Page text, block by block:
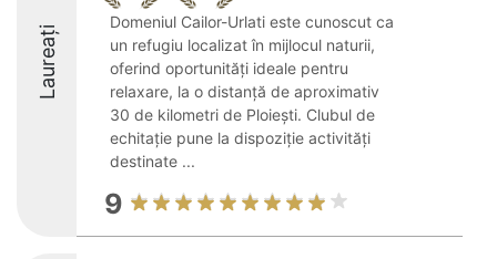
Laureați
Domeniul Cailor-Urlati este cunoscut ca
un refugiu localizat în mijlocul naturii,
oferind oportunități ideale pentru
relaxare, la o distanță de aproximativ
30 de kilometri de Ploiești. Clubul de
echitație pune la dispoziție activități
destinate ...
9